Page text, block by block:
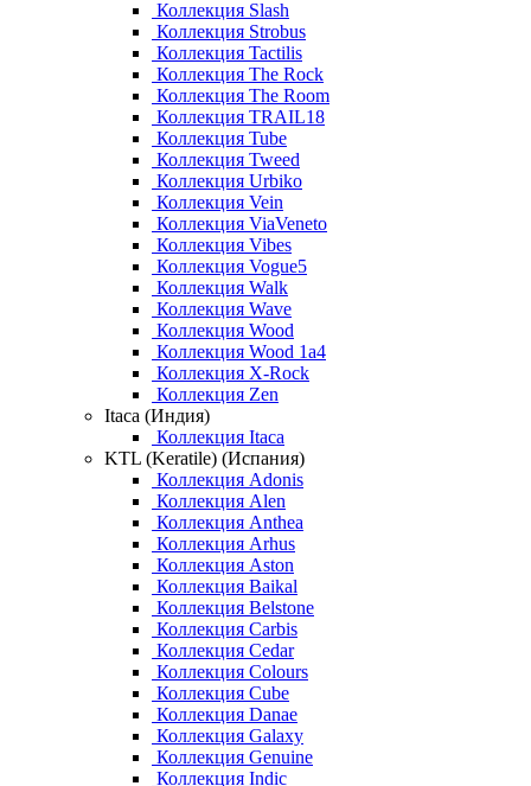
Коллекция Slash
Коллекция Strobus
Коллекция Tactilis
Коллекция The Rock
Коллекция The Room
Коллекция TRAIL18
Коллекция Tube
Коллекция Tweed
Коллекция Urbiko
Коллекция Vein
Коллекция ViaVeneto
Коллекция Vibes
Коллекция Vogue5
Коллекция Walk
Коллекция Wave
Коллекция Wood
Коллекция Wood 1a4
Коллекция X-Rock
Коллекция Zen
Itaca (Индия)
Коллекция Itaca
KTL (Keratile) (Испания)
Коллекция Adonis
Коллекция Alen
Коллекция Anthea
Коллекция Arhus
Коллекция Aston
Коллекция Baikal
Коллекция Belstone
Коллекция Carbis
Коллекция Cedar
Коллекция Colours
Коллекция Cube
Коллекция Danae
Коллекция Galaxy
Коллекция Genuine
Коллекция Indic